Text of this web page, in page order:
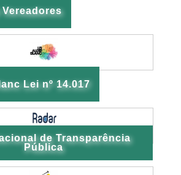
Vereadores
Lei nº 14.017
de Transparência
Pública